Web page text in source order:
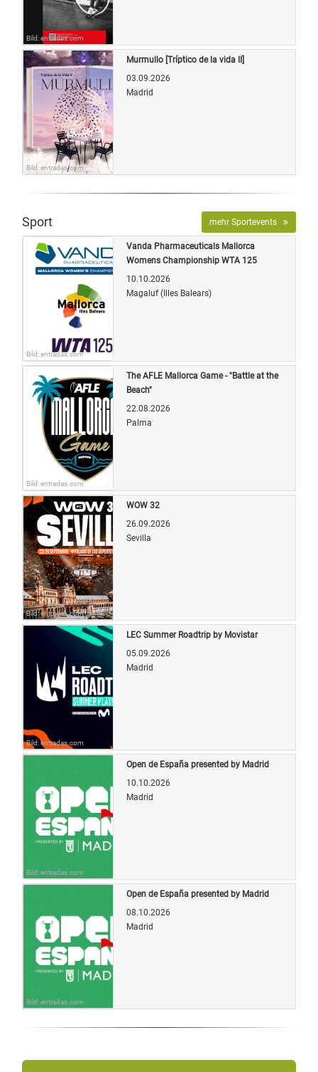
Bild: entradas.com
Bild: entradas.com
Murmullo [Tríptico de la vida II]
03.09.2026
Madrid
Sport mehr Sportevents
Bild: entradas.com
Vanda Pharmaceuticals Mallorca
Womens Championship WTA 125
10.10.2026
Magaluf (Illes Balears)
Bild: entradas.com
The AFLE Mallorca Game - "Battle at the
Beach"
22.08.2026
Palma
Bild: entradas.com
WOW 32
26.09.2026
Sevilla
Bild: entradas.com
LEC Summer Roadtrip by Movistar
05.09.2026
Madrid
Bild: entradas.com
Open de España presented by Madrid
10.10.2026
Madrid
Bild: entradas.com
Open de España presented by Madrid
08.10.2026
Madrid